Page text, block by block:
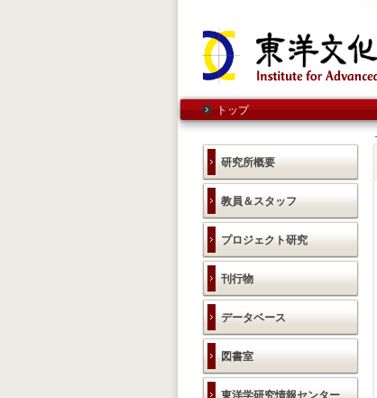
トップ
研究所概要
教員＆スタッフ
プロジェクト研究
刊行物
データベース
図書室
東洋学研究情報センター